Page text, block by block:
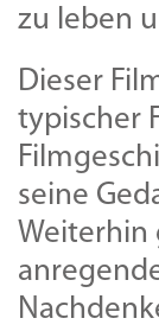
zu leben
Dieser
typischer
seine
Weiterhin